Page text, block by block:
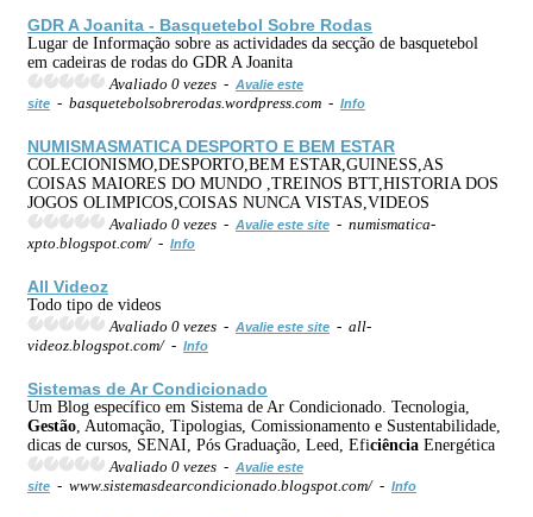
GDR A Joanita - Basquetebol Sobre Rodas
Lugar de Informação sobre as actividades da secção de basquetebol
em cadeiras de rodas do GDR A Joanita
Avaliado 0 vezes - Avalie este
site - basquetebolsobrerodas.wordpress.com - Info
NUMISMASMATICA DESPORTO E BEM ESTAR
COLECIONISMO,DESPORTO,BEM ESTAR,GUINESS,AS
COISAS MAIORES DO MUNDO ,TREINOS BTT,HISTORIA DOS
JOGOS OLIMPICOS,COISAS NUNCA VISTAS,VIDEOS
Avaliado 0 vezes - Avalie este site - numismatica-
xpto.blogspot.com/ - Info
All Videoz
Todo tipo de videos
Avaliado 0 vezes - Avalie este site - all-
videoz.blogspot.com/ - Info
Sistemas de Ar Condicionado
Um Blog específico em Sistema de Ar Condicionado. Tecnologia,
Gestão , Automação, Tipologias, Comissionamento e Sustentabilidade,
dicas de cursos, SENAI, Pós Graduação, Leed, Eficiência Energética
Avaliado 0 vezes - Avalie este
site - www.sistemasdearcondicionado.blogspot.com/ - Info